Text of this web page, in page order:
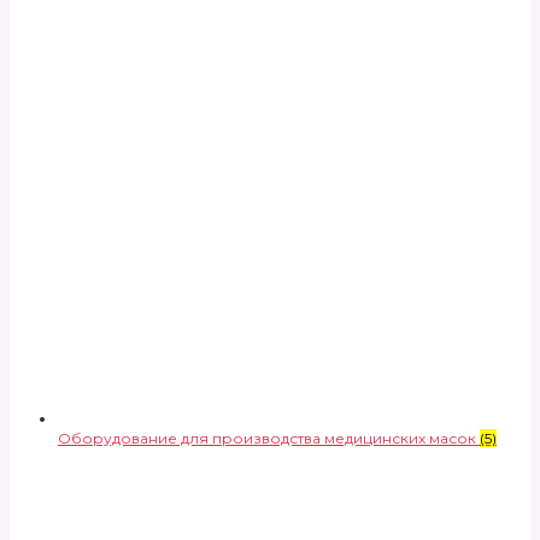
Оборудование для производства медицинских масок (5)